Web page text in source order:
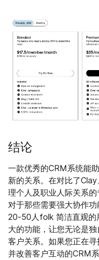
结论
一款优秀的CRM系统能
新的关系。在对比了
理个人及职业人际关系
对于那些需要强大协作
20-50人folk 简洁直观的
大的功能，让您无论是
客户关系。如果您正在
并改善客户互动的CRM